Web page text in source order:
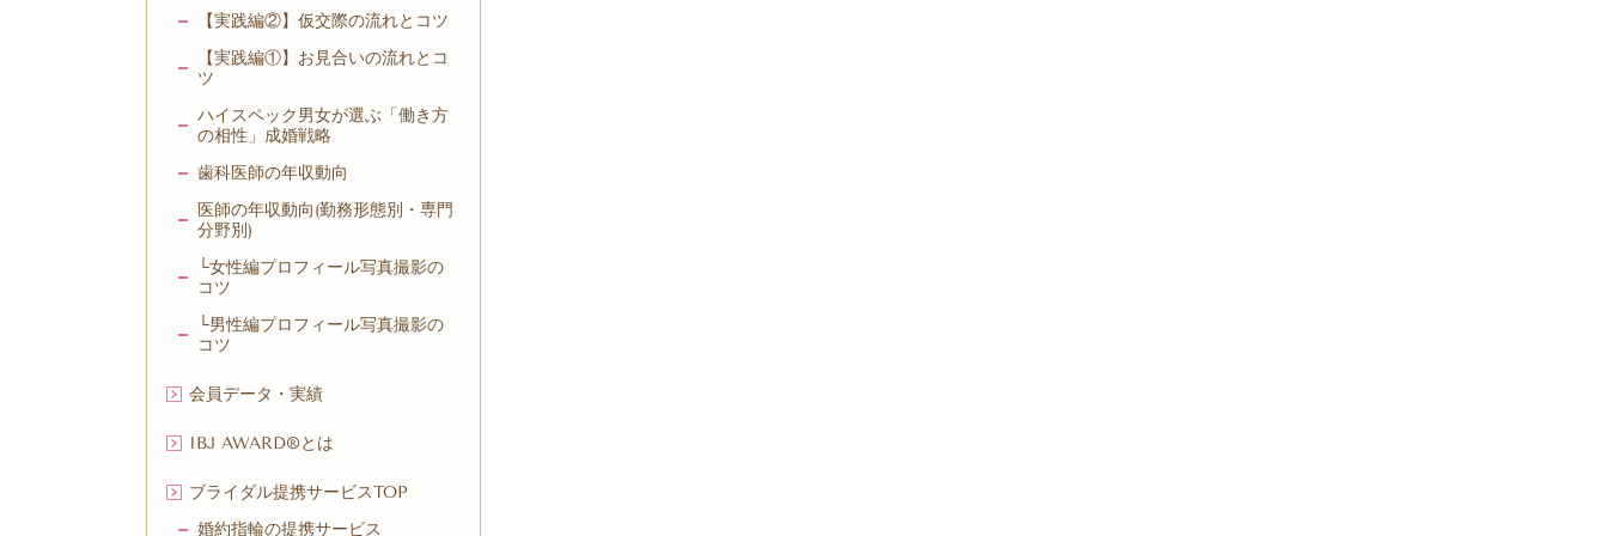
【実践編②】仮交際の流れとコツ
【実践編①】お見合いの流れとコ
ツ
ハイスペック男女が選ぶ「働き方
の相性」成婚戦略
歯科医師の年収動向
医師の年収動向(勤務形態別・専門
分野別)
└女性編プロフィール写真撮影の
コツ
└男性編プロフィール写真撮影の
コツ
会員データ・実績
IBJ AWARD®とは
ブライダル提携サービスTOP
婚約指輪の提携サービス